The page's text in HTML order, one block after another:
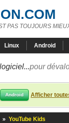
PAS TOUJOURS
Linux Android
pour
Android Afficher
» YouTube Kids